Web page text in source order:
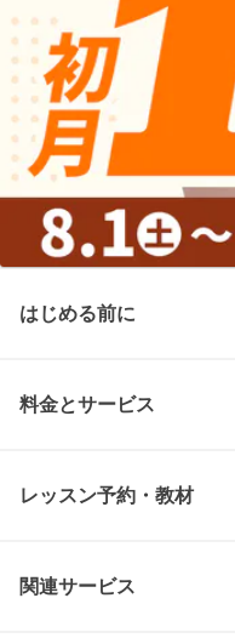
はじめる前に
料金とサービス
レッスン予約・教材
関連サービス